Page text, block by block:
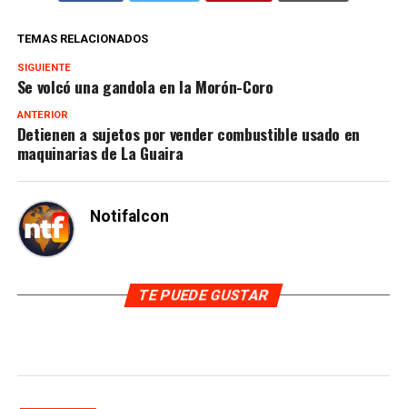
TEMAS RELACIONADOS
SIGUIENTE
Se volcó una gandola en la Morón-Coro
ANTERIOR
Detienen a sujetos por vender combustible usado en
maquinarias de La Guaira
Notifalcon
TE PUEDE GUSTAR